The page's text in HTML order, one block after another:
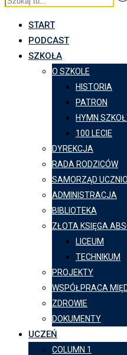
START
PODCAST
SZKOŁA
O SZKOLE
HISTORIA
PATRON
HYMN
100 LECIE
DYREKCJA
RADA RODZICÓW
SAMORZĄD
ADMINISTRACJA
BIBLIOTEKA
ZŁOTA KSIĘGA
LICEUM
TECHNIKUM
PROJEKTY
WSPÓŁPRACA
ZDROWIE
DOKUMENTY
UCZEŃ
COLUMN 1